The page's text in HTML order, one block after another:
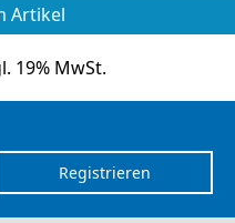
Artikel
19% MwSt.
Registrieren